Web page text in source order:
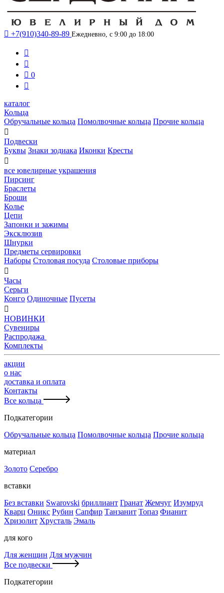
 +7(910)340-89-89 Ежедневно, с 9:00 до 18:00


 0

каталог
Кольца
Обручальные кольца Помолвочные кольца Прочие кольца

Подвески
Буквы Знаки зодиака Иконки Кресты

все ювелирные украшения
Пирсинг
Браслеты
Броши
Колье
Цепи
Запонки и зажимы
Эксклюзив
Шнурки
Предметы сервировки
Наборы Столовая посуда Столовые приборы

Часы
Серьги
Конго Одиночные Пусеты

НОВИНКИ
Сувениры
Распродажа
Комплекты
акции
о нас
доставка и оплата
Контакты
Все кольца
Подкатегории
Обручальные кольца Помолвочные кольца Прочие кольца
материал
Золото Серебро
вставки
Без вставки Swarovski бриллиант Гранат Жемчуг Изумруд
Кварц Оникс Рубин Сапфир Танзанит Топаз Фианит
Хризолит Хрусталь Эмаль
для кого
Для женщин Для мужчин
Все подвески
Подкатегории